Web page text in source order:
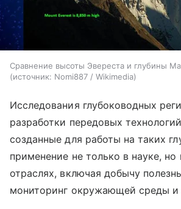
Сравнение высоты Эвереста и глубины
источник: Nomi887 / Wikimedia
Исследования глубоководных
разработки передовых
созданные для работы на таких
применение не только в науке, но
отраслях, включая добычу
мониторинг окружающей среды и